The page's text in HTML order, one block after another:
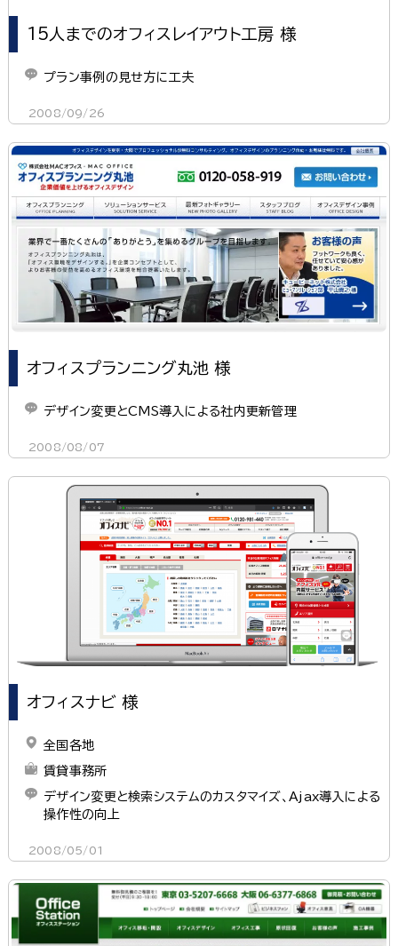
15人までのオフィスレイアウト工房 様
プラン事例の見せ方に工夫
2008/09/26
オフィスプランニング丸池 様
デザイン変更とCMS導入による社内更新管理
2008/08/07
オフィスナビ 様
全国各地
賃貸事務所
デザイン変更と検索システムのカスタマイズ、Ajax導入による
操作性の向上
2008/05/01